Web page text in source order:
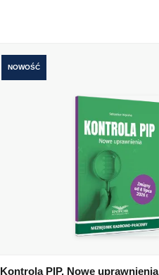
NOWOŚĆ
Kontrola PIP. Nowe uprawnienia